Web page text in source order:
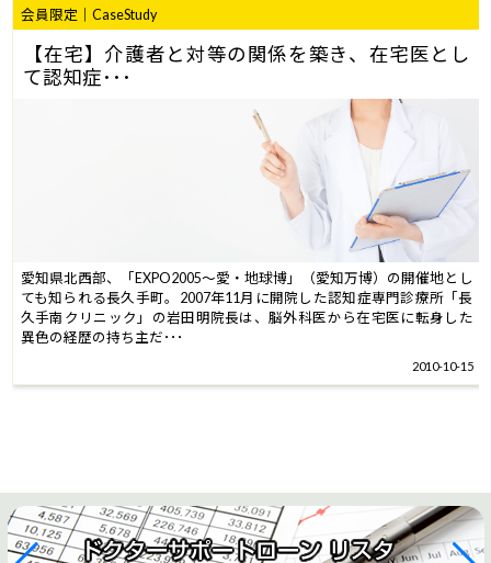
会員限定｜CaseStudy
【在宅】介護者と対等の関係を築き、在宅医とし
て認知症･･･
愛知県北西部、「EXPO2005～愛・地球博」（愛知万博）の開催地とし
ても知られる長久手町。2007年11月に開院した認知症専門診療所「長
久手南クリニック」の岩田明院長は、脳外科医から在宅医に転身した
異色の経歴の持ち主だ･･･
2010-10-15